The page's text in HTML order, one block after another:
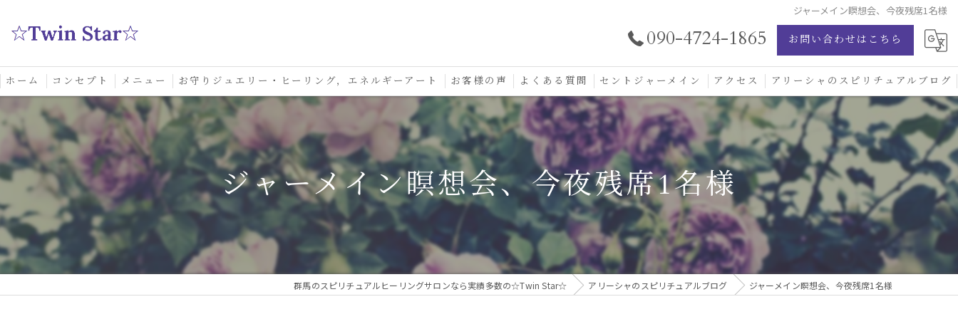
ジャーメイン瞑想会、今夜残席1名様
090-4724-1865 お問い合わせはこちら
ホーム コンセプト メニュー
スクール
お守りジュエリー・ヒーリング，エネルギーアート お客様の声
口コミ
よくある質問 セントジャーメイン
セントジャーメイン愛の学校
セントジャーメインブレッシングカード
お守りジュエリー
アクセス アリーシャのスピリチュアルブログ
ジャーメイン瞑想会、今夜残席1名様
群馬のスピリチュアルヒーリングサロンなら実績多数の☆Twin Star☆ アリーシャのスピリチュアルブログ ジャーメイン瞑想会、今夜残席1名様